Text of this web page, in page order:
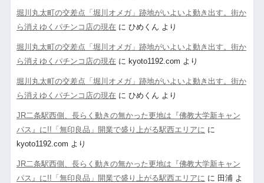
堀川丸太町の交差点「堀川オメガ」跡地がいよいよ動き出す。街か
ら消えゆくパチンコ店の現在 に ひめくん より
堀川丸太町の交差点「堀川オメガ」跡地がいよいよ動き出す。街か
ら消えゆくパチンコ店の現在 に kyoto1192.com より
堀川丸太町の交差点「堀川オメガ」跡地がいよいよ動き出す。街か
ら消えゆくパチンコ店の現在 に ひめくん より
JR二条駅西側、長らく動きの無かった更地は『佛教大学新キャン
パス』に!!「無印良品」開業で盛り上がる駅西エリアに に
kyoto1192.com より
JR二条駅西側、長らく動きの無かった更地は『佛教大学新キャン
パス』に!!「無印良品」開業で盛り上がる駅西エリアに に 田浦よ